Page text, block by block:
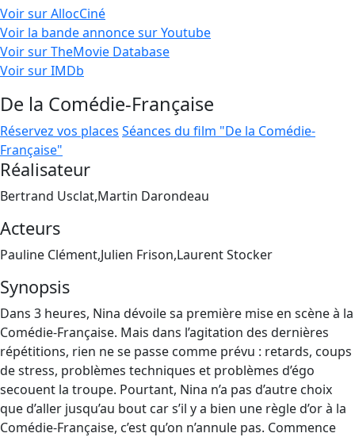
Voir sur AllocCiné
Voir la bande annonce sur Youtube
Voir sur TheMovie Database
Voir sur IMDb
De la Comédie-Française
Réservez vos places Séances du film "De la Comédie-
Française"
Réalisateur
Bertrand Usclat,Martin Darondeau
Acteurs
Pauline Clément,Julien Frison,Laurent Stocker
Synopsis
Dans 3 heures, Nina dévoile sa première mise en scène à la
Comédie-Française. Mais dans l’agitation des dernières
répétitions, rien ne se passe comme prévu : retards, coups
de stress, problèmes techniques et problèmes d’égo
secouent la troupe. Pourtant, Nina n’a pas d’autre choix
que d’aller jusqu’au bout car s’il y a bien une règle d’or à la
Comédie-Française, c’est qu’on n’annule pas. Commence